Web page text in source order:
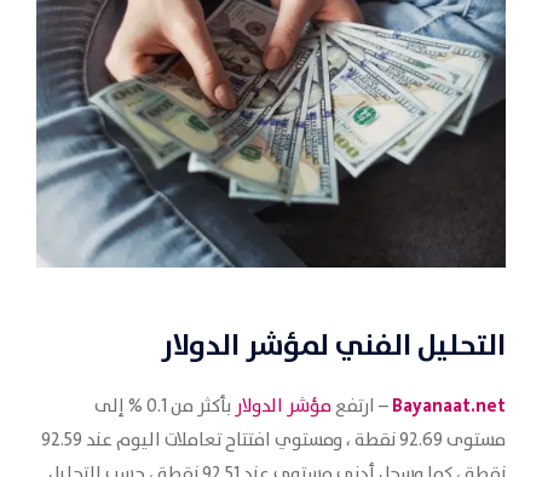
التحليل الفني لمؤشر الدولار
Bayanaat.net– ارتفعمؤشر الدولار
بأكثر من 0.1 % إلى
مستوى 92.69 نقطة ، ومستوي افتتاح تعاملات اليوم عند 92.59